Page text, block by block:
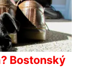
Bostonský